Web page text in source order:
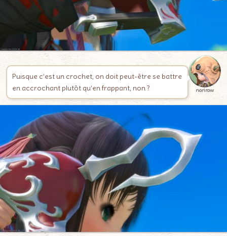
Puisque c’est un crochet, on doit peut-être se battre
en accrochant plutôt qu’en frappant, non ?
norirow